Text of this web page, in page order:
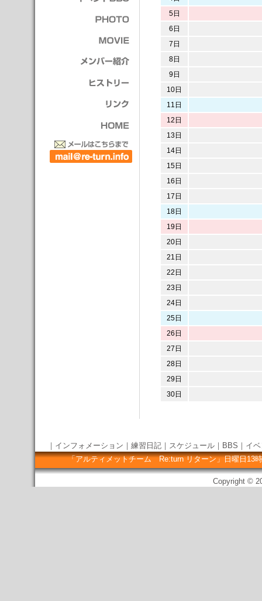
5日
6日
7日
8日
9日
10日
11日
12日
13日
14日
15日
16日
17日
18日
19日
20日
21日
22日
23日
24日
25日
26日
27日
28日
29日
30日
｜ インフォメーション ｜ 練習日記｜ スケジュール｜ BBS ｜ イ
「アルティメットチーム Re:turn リターン」日曜日13
Copyright ©